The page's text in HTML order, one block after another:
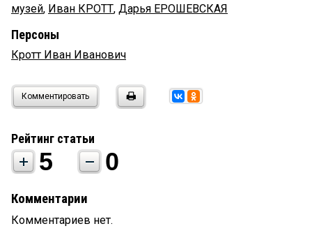
музей, Иван КРОТТ, Дарья ЕРОШЕВСКАЯ
Персоны
Кротт Иван Иванович
Комментировать
Рейтинг статьи
5 0
Комментарии
Комментариев нет.